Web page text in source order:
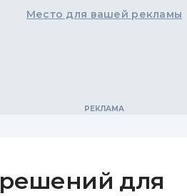
Место для вашей рекламы
для